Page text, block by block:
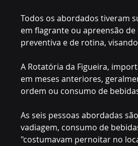
Todos os abordados tiveram
em flagrante ou apreensão
preventiva e de rotina,
A Rotatória da Figueira,
em meses anteriores,
ordem ou consumo de
As seis pessoas abordadas
vadiagem, consumo de
"costumavam pernoitar no